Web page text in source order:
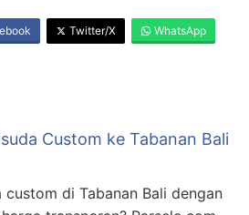
Twitter/X WhatsApp
Custom ke Tabanan Bali
di Tabanan Bali dengan